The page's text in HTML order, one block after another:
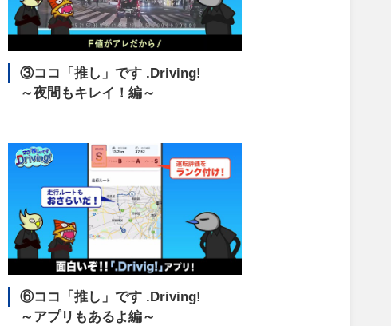
③ココ「推し」です .Driving!
～夜間もキレイ！編～
⑥ココ「推し」です .Driving!
～アプリもあるよ編～